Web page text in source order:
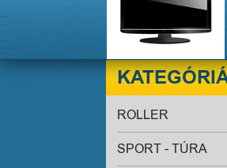
ROLLER
SPORT - TÚRA